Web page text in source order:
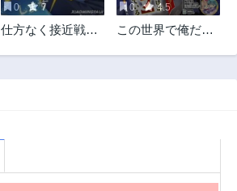
第17話
3年前
第15話
第9話
0 7
仕方なく接近戦型
0 4.5
この世界で俺だけ